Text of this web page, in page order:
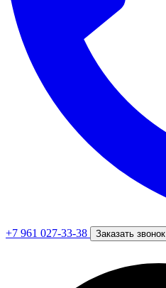
+7 961 027-33-38 Заказать звонок